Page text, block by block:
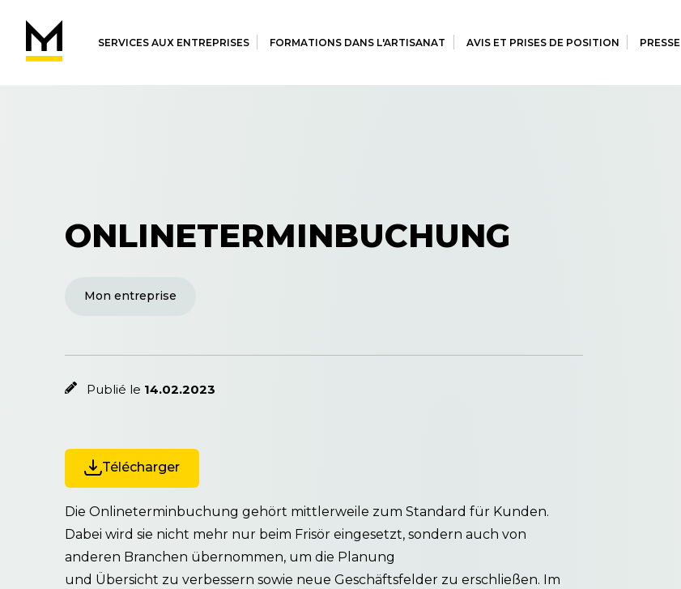
SERVICES AUX ENTREPRISES FORMATIONS DANS L'ARTISANAT AVIS ET PRISES DE POSITION PRESSE
ONLINETERMINBUCHUNG
Mon entreprise
Publié le 14.02.2023
Télécharger
Die Onlineterminbuchung gehört mittlerweile zum Standard für Kunden.
Dabei wird sie nicht mehr nur beim Frisör eingesetzt, sondern auch von
anderen Branchen übernommen, um die Planung
und Übersicht zu verbessern sowie neue Geschäftsfelder zu erschließen. Im